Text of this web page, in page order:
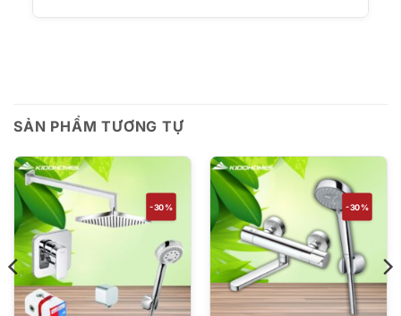
SẢN PHẨM TƯƠNG TỰ
-30% -30%